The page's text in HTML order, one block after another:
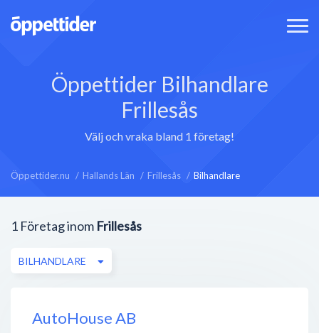
Öppettider Bilhandlare
Frillesås
Välj och vraka bland 1 företag!
Öppettider.nu Hallands Län Frillesås Bilhandlare
1 Företag inom Frillesås
BILHANDLARE
AutoHouse AB